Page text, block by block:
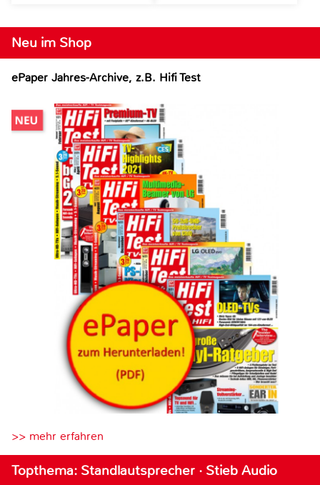
Neu im Shop
ePaper Jahres-Archive, z.B. Hifi Test
>> mehr erfahren
Topthema: Standlautsprecher · Stieb Audio